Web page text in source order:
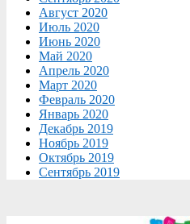
Август 2020
Июль 2020
Июнь 2020
Май 2020
Апрель 2020
Март 2020
Февраль 2020
Январь 2020
Декабрь 2019
Ноябрь 2019
Октябрь 2019
Сентябрь 2019